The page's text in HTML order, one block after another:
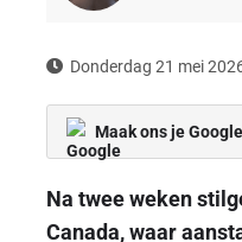
Donderdag 21 mei
Maak ons je
Na twee weken
Canada, waar